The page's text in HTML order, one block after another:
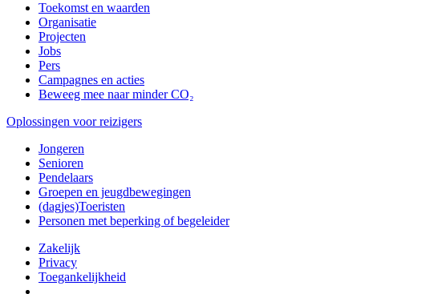
Toekomst en waarden
Organisatie
Projecten
Jobs
Pers
Campagnes en acties
Beweeg mee naar minder CO₂
Oplossingen voor reizigers
Jongeren
Senioren
Pendelaars
Groepen en jeugdbewegingen
(dagjes)Toeristen
Personen met beperking of begeleider
Zakelijk
Privacy
Toegankelijkheid